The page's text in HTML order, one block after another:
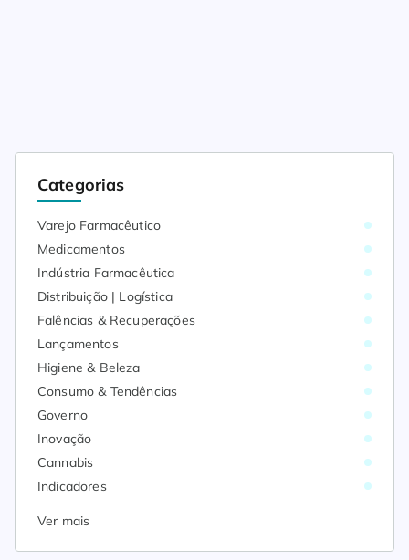
Categorias
Varejo Farmacêutico
Medicamentos
Indústria Farmacêutica
Distribuição | Logística
Falências & Recuperações
Lançamentos
Higiene & Beleza
Consumo & Tendências
Governo
Inovação
Cannabis
Indicadores
Ver mais